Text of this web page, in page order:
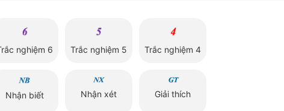
nghiệm 6 Trắc nghiệm 5 Trắc nghiệm 4
Nhận biết Nhận xét Giải thích